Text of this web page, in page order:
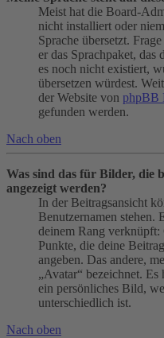
Meist hat die Board-
nicht installiert oder
Sprache übersetzt.
er das Sprachpaket, das
es noch nicht existiert,
übersetzen würdest.
der Website von phpBB
gefunden werden.
Nach oben
Was sind das für Bilder, die
angezeigt werden?
In der Beitragsansicht
Benutzernamen stehen.
deinem Rang verknüpft:
Punkte, die deine
angeben. Das andere,
„Avatar“ bezeichnet.
ein persönliches Bild,
unterschiedlich ist.
Nach oben